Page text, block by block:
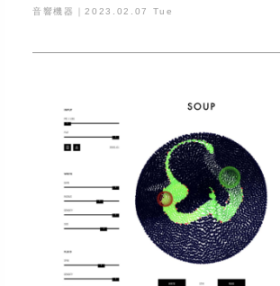
音響機器｜2023.02.07 Tue